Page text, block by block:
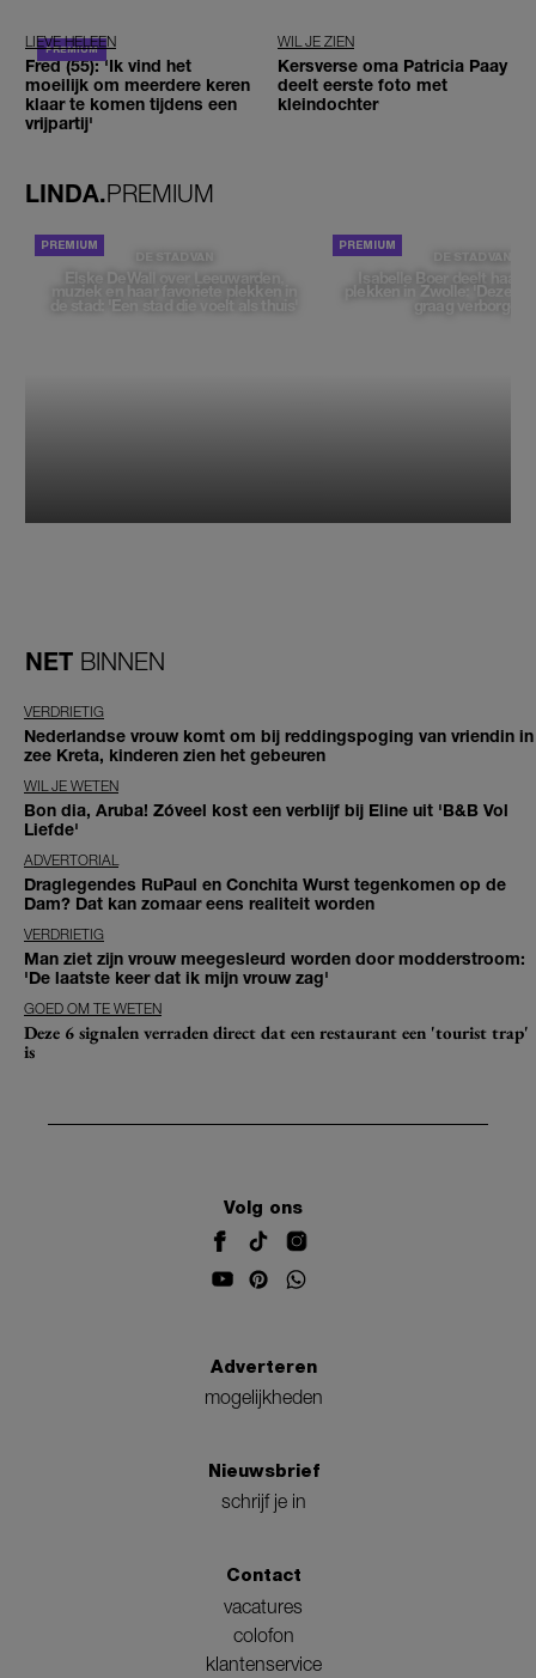
LIEVE HELEEN
Fred (55): 'Ik vind het
moeilijk om meerdere keren
klaar te komen tijdens een
vrijpartij'
WIL JE ZIEN
Kersverse oma Patricia Paay
deelt eerste foto met
kleindochter
LINDA.PREMIUM
DE STAD VAN
Elske DeWall over Leeuwarden,
muziek en haar favoriete plekken in
de stad: 'Een stad die voelt als thuis'
DE STAD VAN
Isabelle Boer deelt haar
plekken in Zwolle: 'Deze
graag verborgen'
NET BINNEN
VERDRIETIG
Nederlandse vrouw komt om bij reddingspoging van vriendin in
zee Kreta, kinderen zien het gebeuren
WIL JE WETEN
Bon dia, Aruba! Zóveel kost een verblijf bij Eline uit 'B&B Vol
Liefde'
ADVERTORIAL
Draglegendes RuPaul en Conchita Wurst tegenkomen op de
Dam? Dat kan zomaar eens realiteit worden
VERDRIETIG
Man ziet zijn vrouw meegesleurd worden door modderstroom:
'De laatste keer dat ik mijn vrouw zag'
GOED OM TE WETEN
Deze 6 signalen verraden direct dat een restaurant een 'tourist trap'
is
Volg ons
Adverteren
mogelijkheden
Nieuwsbrief
schrijf je in
Contact
vacatures
colofon
klantenservice